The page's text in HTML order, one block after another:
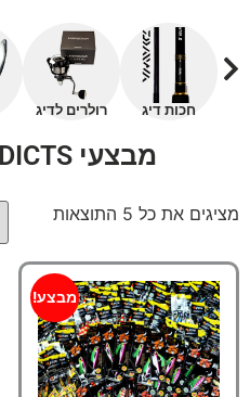
חכות דיג רולרים לדיג
מבצעי FISHINGADDICTS
מציגים את כל ⁦5⁩ התוצאות
מבצע!